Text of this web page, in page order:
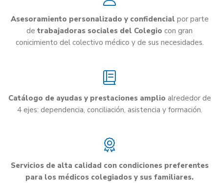
Asesoramiento personalizado y confidencial por parte
de trabajadoras sociales del Colegio con gran
conicimiento del colectivo médico y de sus necesidades.
Catálogo de ayudas y prestaciones amplio alrededor de
4 ejes: dependencia, conciliación, asistencia y formación.
Servicios de alta calidad con condiciones preferentes
para los médicos colegiados y sus familiares.